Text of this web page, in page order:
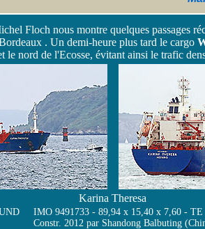
Floch nous montre quelques passages
. Un demi-heure plus tard le cargo
le nord de l'Ecosse, évitant ainsi le trafic
Karina Theresa
IMO 9491733 - 89,94 x 15,40 x 7,60 -
Constr. 2012 par Shandong Balbuting